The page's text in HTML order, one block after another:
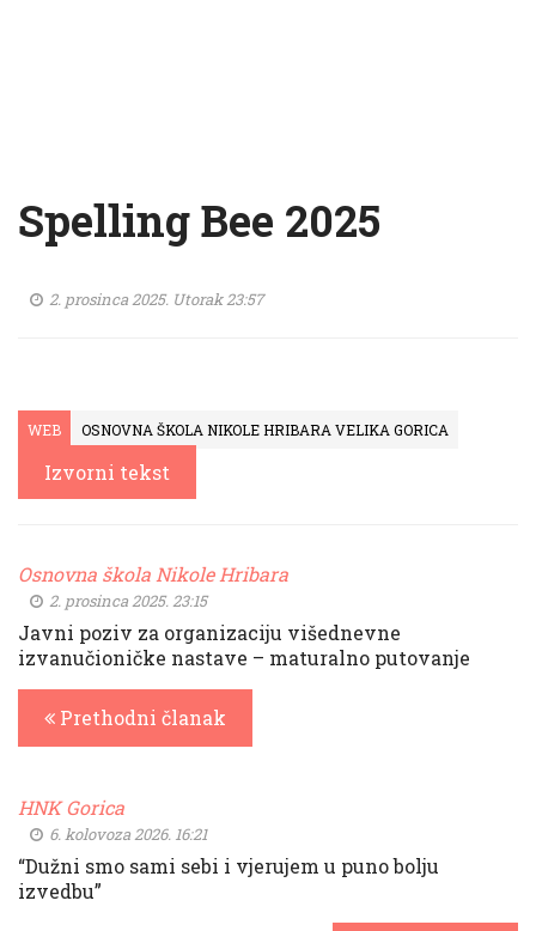
Spelling Bee 2025
2. prosinca 2025. Utorak 23:57
WEB OSNOVNA ŠKOLA NIKOLE HRIBARA VELIKA GORICA
Izvorni tekst
Osnovna škola Nikole Hribara
2. prosinca 2025. 23:15
Javni poziv za organizaciju višednevne
izvanučioničke nastave – maturalno putovanje
Prethodni članak
HNK Gorica
6. kolovoza 2026. 16:21
“Dužni smo sami sebi i vjerujem u puno bolju
izvedbu”